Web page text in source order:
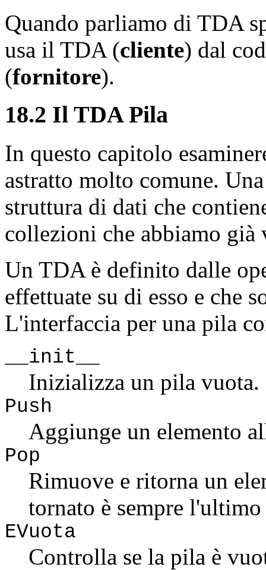
Quando parliamo di TDA
usa il TDA (cliente) dal
(fornitore).
18.2 Il TDA Pila
In questo capitolo
astratto molto comune.
struttura di dati che
collezioni che abbiamo
Un TDA è definito dalle
effettuate su di esso e che
L'interfaccia per una pila
__init__
Inizializza un pila vuota.
Push
Aggiunge un elemento
Pop
Rimuove e ritorna un
tornato è sempre
EVuota
Controlla se la pila è